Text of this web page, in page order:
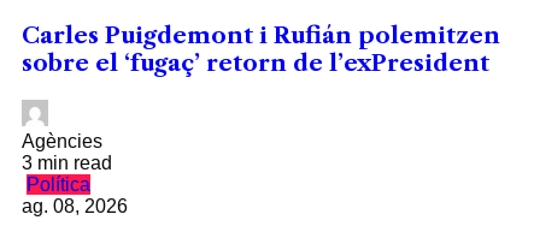
Carles Puigdemont i Rufián polemitzen
sobre el ‘fugaç’ retorn de l’exPresident
Agències
3 min read
Política
ag. 08, 2026